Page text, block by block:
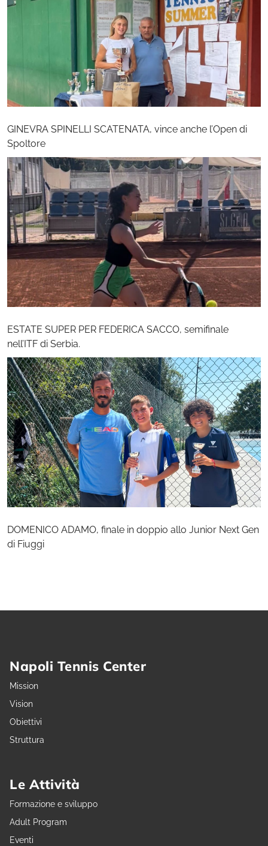
GINEVRA SPINELLI SCATENATA, vince anche l’Open di
Spoltore
ESTATE SUPER PER FEDERICA SACCO, semifinale
nell’ITF di Serbia.
DOMENICO ADAMO, finale in doppio allo Junior Next Gen
di Fiuggi
Napoli Tennis Center
Mission
Vision
Obiettivi
Struttura
Le Attività
Formazione e sviluppo
Adult Program
Eventi